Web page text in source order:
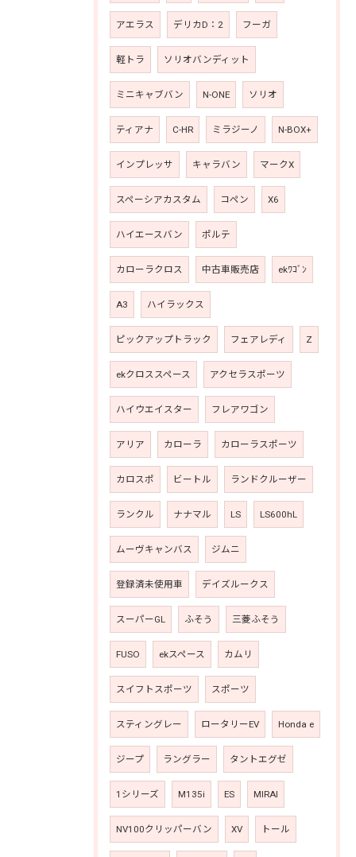
アエラス デリカD：2 フーガ
軽トラ ソリオバンディット
ミニキャブバン N-ONE ソリオ
ティアナ C-HR ミラジーノ N-BOX+
インプレッサ キャラバン マークX
スペーシアカスタム コペン X6
ハイエースバン ポルテ
カローラクロス 中古車販売店 ekﾜｺﾞﾝ
A3 ハイラックス
ピックアップトラック フェアレディ Z
ekクロススペース アクセラスポーツ
ハイウエイスター フレアワゴン
アリア カローラ カローラスポーツ
カロスポ ビートル ランドクルーザー
ランクル ナナマル LS LS600hL
ムーヴキャンバス ジムニ
登録済未使用車 デイズルークス
スーパーGL ふそう 三菱ふそう
FUSO ekスペース カムリ
スイフトスポーツ スポーツ
スティングレー ロータリーEV Honda e
ジープ ラングラー タントエグゼ
1シリーズ M135i ES MIRAI
NV100クリッパーバン XV トール